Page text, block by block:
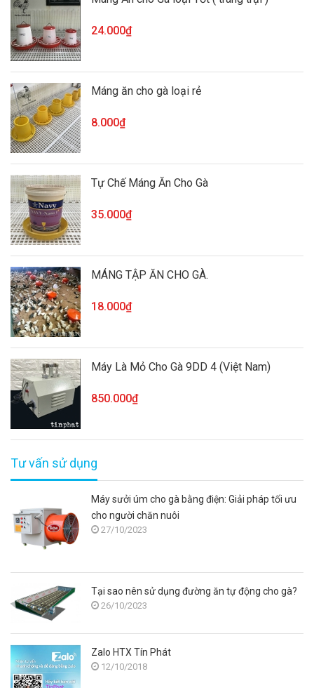
24.000₫
Máng ăn cho gà loại rẻ
8.000₫
Tự Chế Máng Ăn Cho Gà
35.000₫
MÁNG TẬP ĂN CHO GÀ.
18.000₫
Máy Là Mỏ Cho Gà 9DD 4 (Việt Nam)
850.000₫
Tư vấn sử dụng
Máy sưởi úm cho gà bằng điện: Giải pháp tối ưu
cho người chăn nuôi
27/10/2023
Tại sao nên sử dụng đường ăn tự động cho gà?
26/10/2023
Zalo HTX Tín Phát
12/10/2018